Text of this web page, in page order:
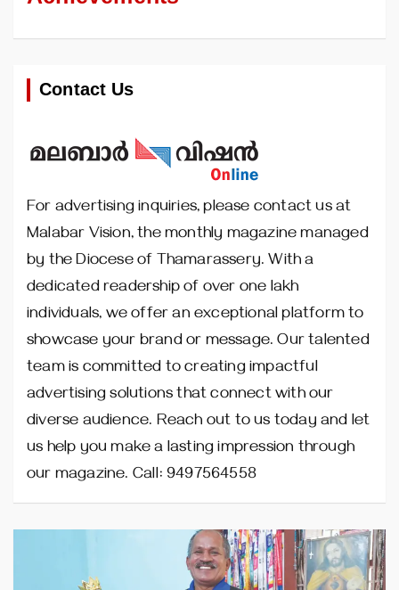
Contact Us
For advertising inquiries, please contact us at
Malabar Vision, the monthly magazine managed
by the Diocese of Thamarassery. With a
dedicated readership of over one lakh
individuals, we offer an exceptional platform to
showcase your brand or message. Our talented
team is committed to creating impactful
advertising solutions that connect with our
diverse audience. Reach out to us today and let
us help you make a lasting impression through
our magazine. Call: 9497564558